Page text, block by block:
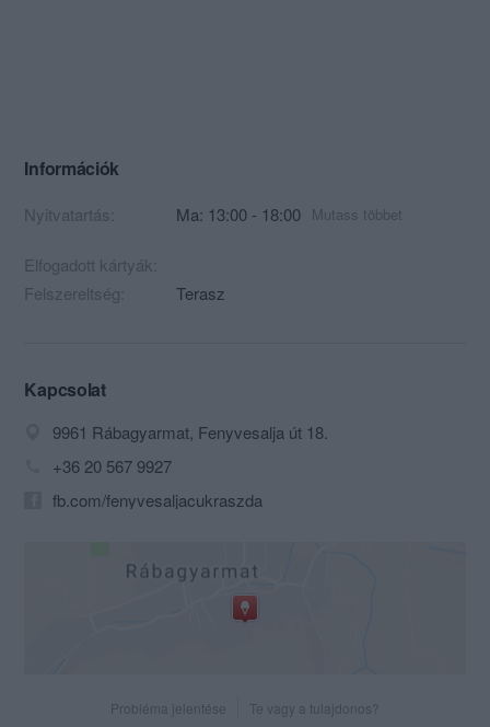
Információk
Nyitvatartás: Ma: 13:00 - 18:00 Mutass többet
Elfogadott kártyák:
Felszereltség:
Terasz
Kapcsolat
9961 Rábagyarmat, Fenyvesalja út 18.
+36 20 567 9927
fb.com/fenyvesaljacukraszda
Probléma jelentése Te vagy a tulajdonos?